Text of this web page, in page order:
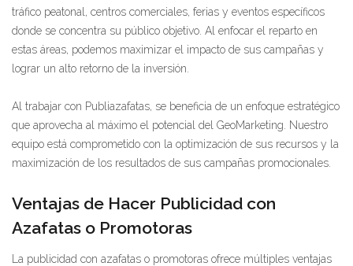
tráfico peatonal, centros comerciales, ferias y eventos específicos
donde se concentra su público objetivo. Al enfocar el reparto en
estas áreas, podemos maximizar el impacto de sus campañas y
lograr un alto retorno de la inversión.
Al trabajar con Publiazafatas, se beneficia de un enfoque estratégico
que aprovecha al máximo el potencial del GeoMarketing. Nuestro
equipo está comprometido con la optimización de sus recursos y la
maximización de los resultados de sus campañas promocionales.
Ventajas de Hacer Publicidad con
Azafatas o Promotoras
La publicidad con azafatas o promotoras ofrece múltiples ventajas